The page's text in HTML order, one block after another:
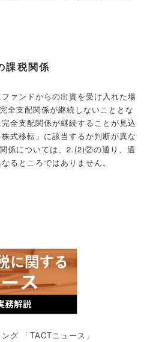
課税関係
ァンドからの出資を受け入れた場
全支配関係が継続しないこととな
全支配関係が継続することが見込
式移転」に該当するか判断が異な
係については、2.(2)②の通り、適
るところではありません。
グ 「TACTニュース」